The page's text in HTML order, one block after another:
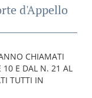
d'Appello
CHIAMATI
10 E DAL N. 21 AL
TUTTI IN